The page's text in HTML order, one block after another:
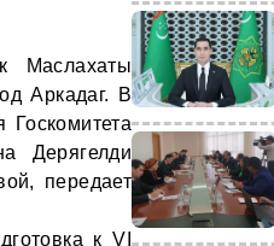
Маслахаты
Аркадаг. В
Госкомитета
Дерягелди
передает
к VI